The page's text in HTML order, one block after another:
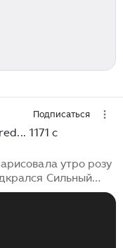
Подписаться
1171 с
утро розу
Сильный